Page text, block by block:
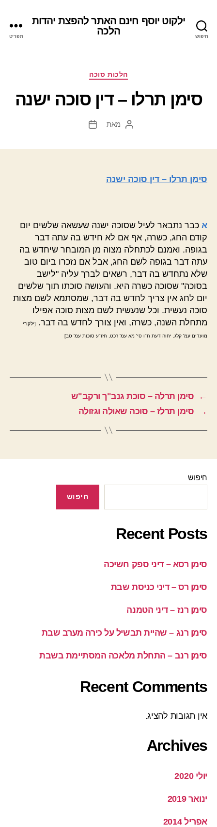
חיפוש
ילקוט יוסף חינם האתר להפצת יהדות
הלכה
תפריט
קטגוריות
הלכות סוכה
סימן תרלו – דין סוכה ישנה
המחבר
מאת
תאריך
סימן תרלו – דין סוכה ישנה
א כבר נתבאר לעיל שסוכה ישנה שעשאה שלשים יום
קודם החג, כשרה, אף אם לא חידש בה עתה דבר
בגופה. ואמנם לכתחלה מצוה מן המובחר שיחדש בה
עתה דבר בגופה לשם החג, אבל אם נזכרו ביום טוב
שלא נתחדש בה דבר, רשאים לברך עליה "לישב
בסוכה" שסוכה כשרה היא. והעושה סוכתו תוך שלשים
יום לחג אין צריך לחדש בה דבר, שמסתמא לשם מצות
סוכה נעשית. וכל שנעשית לשם מצות סוכה אפילו
מתחלת השנה, כשרה, ואין צורך לחדש בה דבר.
[ילקו"י
מועדים עמ' קלג. יחוה דעת ח"ו סי' מא עמ' רכט, חזו"ע סוכות עמ' סב]
←
סימן תרלה – סוכת גנב"ך ורקב"ש
→
סימן תרלז – סוכה שאולה וגזולה
חיפוש
חיפוש
Recent Posts
סימן רסא – דיני ספק חשיכה
סימן רס – דיני כניסת שבת
סימן רנז – דיני הטמנה
סימן רנג – שהיית תבשיל על כירה מערב שבת
סימן רנב – התחלת מלאכה המסתיימת בשבת
Recent Comments
אין תגובות להציג.
Archives
יולי 2020
ינואר 2019
אפריל 2014